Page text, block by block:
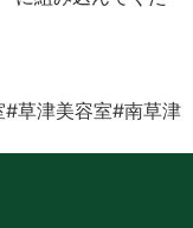
草津美容室#南草津